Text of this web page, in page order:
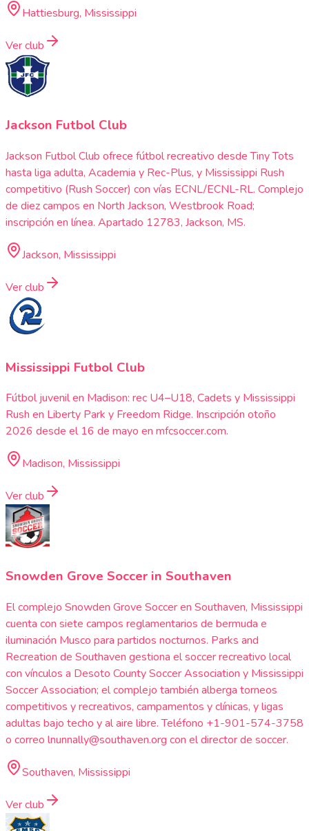
Hattiesburg, Mississippi
Ver club
Jackson Futbol Club
Jackson Futbol Club ofrece fútbol recreativo desde Tiny Tots
hasta liga adulta, Academia y Rec-Plus, y Mississippi Rush
competitivo (Rush Soccer) con vías ECNL/ECNL-RL. Complejo
de diez campos en North Jackson, Westbrook Road;
inscripción en línea. Apartado 12783, Jackson, MS.
Jackson, Mississippi
Ver club
Mississippi Futbol Club
Fútbol juvenil en Madison: rec U4–U18, Cadets y Mississippi
Rush en Liberty Park y Freedom Ridge. Inscripción otoño
2026 desde el 16 de mayo en mfcsoccer.com.
Madison, Mississippi
Ver club
Snowden Grove Soccer in Southaven
El complejo Snowden Grove Soccer en Southaven, Mississippi
cuenta con siete campos reglamentarios de bermuda e
iluminación Musco para partidos nocturnos. Parks and
Recreation de Southaven gestiona el soccer recreativo local
con vínculos a Desoto County Soccer Association y Mississippi
Soccer Association; el complejo también alberga torneos
competitivos y recreativos, campamentos y clínicas, y ligas
adultas bajo techo y al aire libre. Teléfono +1-901-574-3758
o correo lnunnally@southaven.org con el director de soccer.
Southaven, Mississippi
Ver club